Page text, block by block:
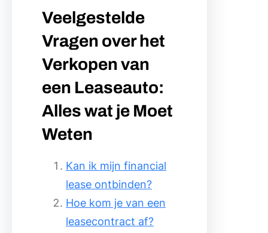
Veelgestelde
Vragen over het
Verkopen van
een Leaseauto:
Alles wat je Moet
Weten
Kan ik mijn financial
lease ontbinden?
Hoe kom je van een
leasecontract af?